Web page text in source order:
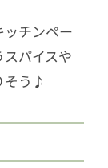
チンペー
パイスや
そう♪